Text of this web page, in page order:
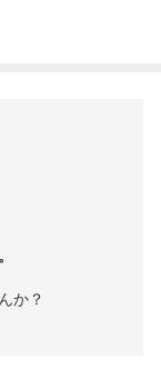
か？